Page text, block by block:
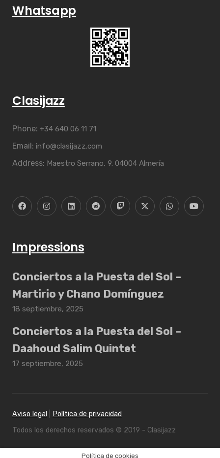
Whatsapp
Clasijazz
Phone: +34 640 06 11 71
Email: info@clasijazz.com
Address: Maestro Serrano, 9. 04004 Almería
Impressions
Conciertos a la Puesta del Sol –
Martirio y Chano Domínguez
18 septiembre, 2025
Conciertos a la Puesta del Sol –
Daahoud Salim Quintet
17 septiembre, 2025
Aviso legal
Política de privacidad
Todos los derechos reservados © 2019 - Clasijazz
Política de cookies